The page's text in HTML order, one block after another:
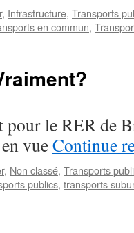
, Infrastructure, Transports
en commun,
pour le RER de
vueContinue
, Non classé, Transports
publics, transports